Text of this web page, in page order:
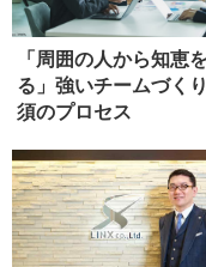
「周囲の人から知恵
る」強いチームづく
須のプロセス